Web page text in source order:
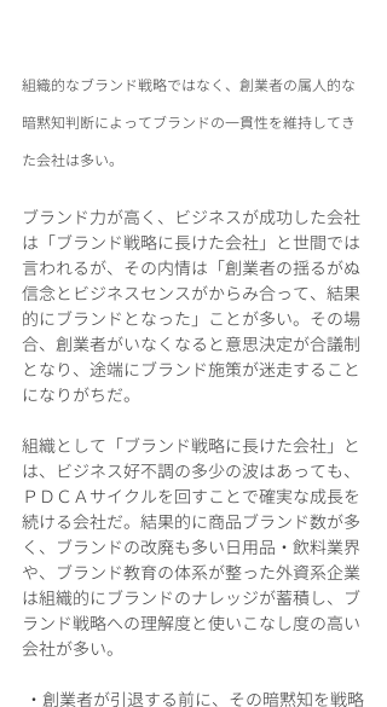
組織的なブランド戦略ではなく、創業者の属人的な
暗黙知判断によってブランドの一貫性を維持してき
た会社は多い。
ブランド力が高く、ビジネスが成功した会社
は「ブランド戦略に長けた会社」と世間では
言われるが、その内情は「創業者の揺るがぬ
信念とビジネスセンスがからみ合って、結果
的にブランドとなった」ことが多い。その場
合、創業者がいなくなると意思決定が合議制
となり、途端にブランド施策が迷走すること
になりがちだ。
組織として「ブランド戦略に長けた会社」と
は、ビジネス好不調の多少の波はあっても、
ＰＤＣＡサイクルを回すことで確実な成長を
続ける会社だ。結果的に商品ブランド数が多
く、ブランドの改廃も多い日用品・飲料業界
や、ブランド教育の体系が整った外資系企業
は組織的にブランドのナレッジが蓄積し、ブ
ランド戦略への理解度と使いこなし度の高い
会社が多い。